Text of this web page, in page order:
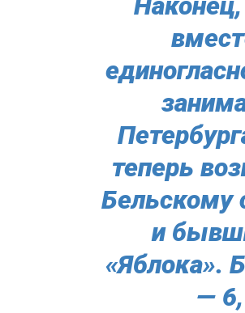
теперь
Бельскому
и
«Яблока».
—